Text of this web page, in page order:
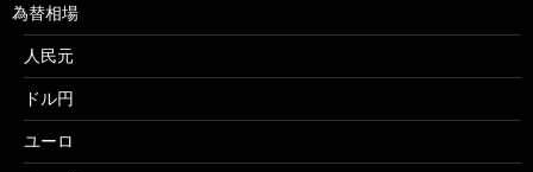
為替相場
人民元
ドル円
ユーロ